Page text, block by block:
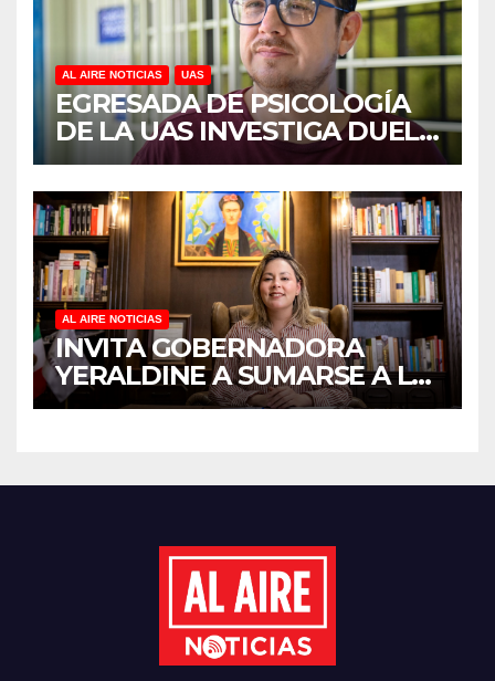
AL AIRE NOTICIAS UAS
EGRESADA DE PSICOLOGÍA
DE LA UAS INVESTIGA DUELO
ANTICIPADO Y SOBRECARGA
EN CUIDADORES DE
ADULTOS MAYORES
AL AIRE NOTICIAS
INVITA GOBERNADORA
YERALDINE A SUMARSE A LA
JORNADA NACIONAL DE
DE ÁRBOLES